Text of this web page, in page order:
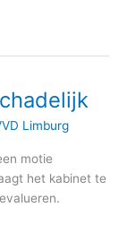
Limburg
motie
het kabinet te